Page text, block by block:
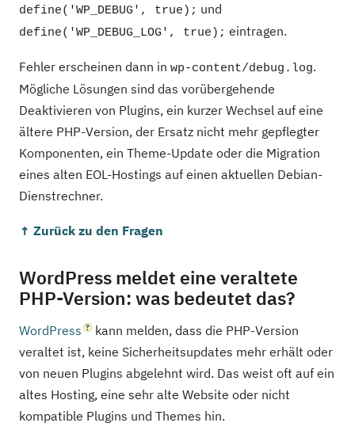
define('WP_DEBUG', true); und
define('WP_DEBUG_LOG', true); eintragen.
Fehler erscheinen dann in wp-content/debug.log.
Mögliche Lösungen sind das vorübergehende
Deaktivieren von Plugins, ein kurzer Wechsel auf eine
ältere PHP-Version, der Ersatz nicht mehr gepflegter
Komponenten, ein Theme-Update oder die Migration
eines alten EOL-Hostings auf einen aktuellen Debian-
Dienstrechner.
↑ Zurück zu den Fragen
WordPress meldet eine veraltete
PHP-Version: was bedeutet das?
WordPress
kann melden, dass die PHP-Version
veraltet ist, keine Sicherheitsupdates mehr erhält oder
von neuen Plugins abgelehnt wird. Das weist oft auf ein
altes Hosting, eine sehr alte Website oder nicht
kompatible Plugins und Themes hin.